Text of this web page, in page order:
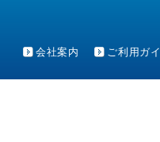
会社案内 ご利用ガ